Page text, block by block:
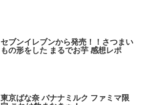
セブンイレブンから発売！！さつまい
もの形をした まるでお芋 感想レポ
東京ばな奈 バナナミルク ファミマ限